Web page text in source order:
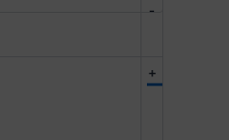
-
+